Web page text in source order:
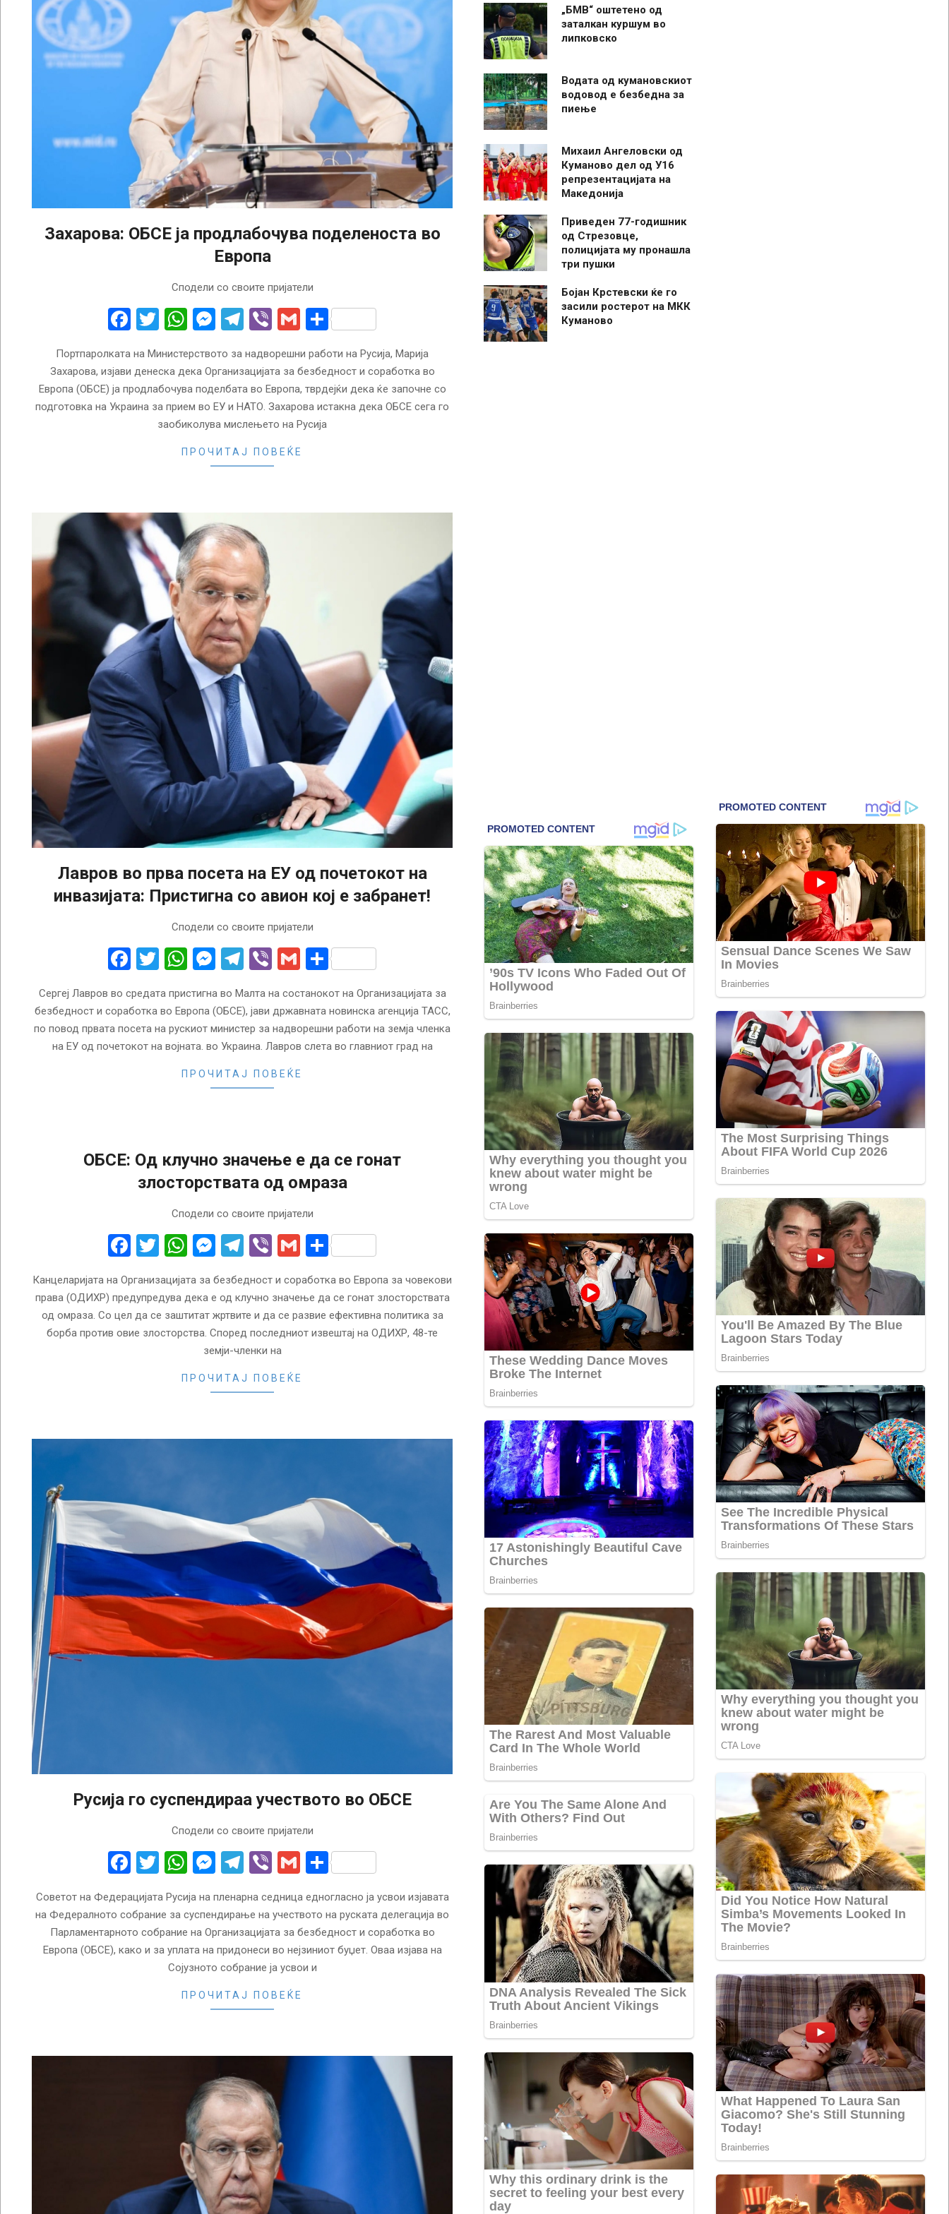
Захарова: ОБСЕ ја продлабочува поделеноста во
Европа
Сподели со своите пријатели
Facebook
Twitter
WhatsApp
Messenger
Telegram
ViberGmailShare
Портпаролката на Министерството за надворешни работи на Русија, Марија
Захарова, изјави денеска дека Организацијата за безбедност и соработка во
Европа (ОБСЕ) ја продлабочува поделбата во Европа, тврдејќи дека ќе започне со
подготовка на Украина за прием во ЕУ и НАТО. Захарова истакна дека ОБСЕ сега го
заобиколува мислењето на Русија
ПРОЧИТАЈ ПОВЕЌЕ
Лавров во прва посета на ЕУ од почетокот на
инвазијата: Пристигна со авион кој е забранет!
Сподели со своите пријатели
Facebook
Twitter
WhatsApp
Messenger
Telegram
ViberGmailShare
Сергеј Лавров во средата пристигна во Малта на состанокот на Организацијата за
безбедност и соработка во Европа (ОБСЕ), јави државната новинска агенција ТАСС,
по повод првата посета на рускиот министер за надворешни работи на земја членка
на ЕУ од почетокот на војната. во Украина. Лавров слета во главниот град на
ПРОЧИТАЈ ПОВЕЌЕ
ОБСЕ: Oд клучно значење е да се гонат
злосторствата од омраза
Сподели со своите пријатели
Facebook
Twitter
WhatsApp
Messenger
Telegram
ViberGmailShare
Канцеларијата на Организацијата за безбедност и соработка во Европа за човекови
права (ОДИХР) предупредува дека е од клучно значење да се гонат злосторствата
од омраза. Со цел да се заштитат жртвите и да се развие ефективна политика за
борба против овие злосторства. Според последниот извештај на ОДИХР, 48-те
земји-членки на
ПРОЧИТАЈ ПОВЕЌЕ
Русија го суспендираа учеството во ОБСЕ
Сподели со своите пријатели
Facebook
Twitter
WhatsApp
Messenger
Telegram
ViberGmailShare
Советот на Федерацијата Русија на пленарна седница едногласно ја усвои изјавата
на Федералното собрание за суспендирање на учеството на руската делегација во
Парламентарното собрание на Организацијата за безбедност и соработка во
Европа (ОБСЕ), како и за уплата на придонеси во нејзиниот буџет. Оваа изјава на
Сојузното собрание ја усвои и
ПРОЧИТАЈ ПОВЕЌЕ
„БМВ“ оштетено од
заталкан куршум во
липковско
Водата од кумановскиот
водовод е безбедна за
пиење
Михаил Ангеловски од
Куманово дел од У16
репрезентацијата на
Македонија
Приведен 77-годишник
од Стрезовце,
полицијата му пронашла
три пушки
Бојан Крстевски ќе го
засили ростерот на МКК
Куманово